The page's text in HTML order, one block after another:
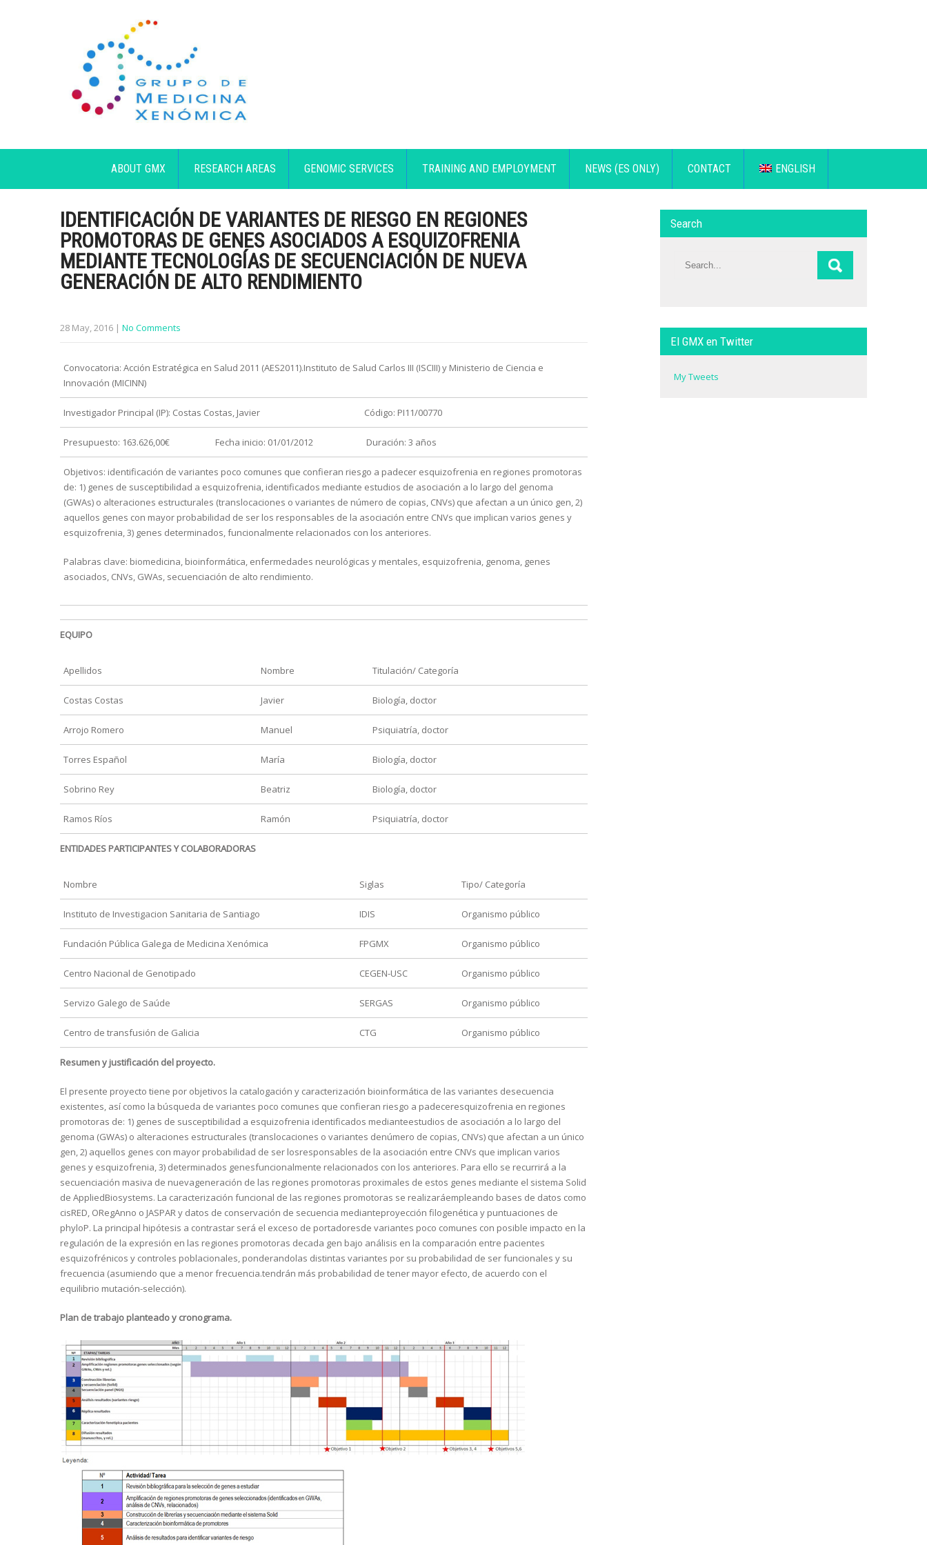
ABOUT GMX RESEARCH AREAS GENOMIC SERVICES TRAINING AND EMPLOYMENT NEWS (ES ONLY) CONTACT ENGLISH
IDENTIFICACIÓN DE VARIANTES DE RIESGO EN REGIONES
PROMOTORAS DE GENES ASOCIADOS A ESQUIZOFRENIA
MEDIANTE TECNOLOGÍAS DE SECUENCIACIÓN DE NUEVA
GENERACIÓN DE ALTO RENDIMIENTO
28 May, 2016 | No Comments
Investigador Principal (IP): Costas Costas, Javier Código: PI11/00770
Convocatoria: Acción Estratégica en Salud 2011 (AES2011).Instituto de Salud Carlos III (ISCIII) y Ministerio de Ciencia e
Innovación (MICINN)
Presupuesto: 163.626,00€ Fecha inicio: 01/01/2012 Duración: 3 años
Objetivos: identificación de variantes poco comunes que confieran riesgo a padecer esquizofrenia en regiones promotoras
de: 1) genes de susceptibilidad a esquizofrenia, identificados mediante estudios de asociación a lo largo del genoma
(GWAs) o alteraciones estructurales (translocaciones o variantes de número de copias, CNVs) que afectan a un único gen, 2)
aquellos genes con mayor probabilidad de ser los responsables de la asociación entre CNVs que implican varios genes y
esquizofrenia, 3) genes determinados, funcionalmente relacionados con los anteriores.
Palabras clave: biomedicina, bioinformática, enfermedades neurológicas y mentales, esquizofrenia, genoma, genes
asociados, CNVs, GWAs, secuenciación de alto rendimiento.
EQUIPO
Apellidos Nombre Titulación/ Categoría
Costas Costas Javier Biología, doctor
Arrojo Romero Manuel Psiquiatría, doctor
Torres Español María Biología, doctor
Sobrino Rey Beatriz Biología, doctor
Ramos Ríos Ramón Psiquiatría, doctor
ENTIDADES PARTICIPANTES Y COLABORADORAS
Nombre Siglas Tipo/ Categoría
Instituto de Investigacion Sanitaria de Santiago IDIS Organismo público
Fundación Pública Galega de Medicina Xenómica FPGMX Organismo público
Centro Nacional de Genotipado CEGEN-USC Organismo público
Servizo Galego de Saúde SERGAS Organismo público
Centro de transfusión de Galicia CTG Organismo público
Resumen y justificación del proyecto.
El presente proyecto tiene por objetivos la catalogación y caracterización bioinformática de las variantes desecuencia
existentes, así como la búsqueda de variantes poco comunes que confieran riesgo a padeceresquizofrenia en regiones
promotoras de: 1) genes de susceptibilidad a esquizofrenia identificados medianteestudios de asociación a lo largo del
genoma (GWAs) o alteraciones estructurales (translocaciones o variantes denúmero de copias, CNVs) que afectan a un único
gen, 2) aquellos genes con mayor probabilidad de ser losresponsables de la asociación entre CNVs que implican varios
genes y esquizofrenia, 3) determinados genesfuncionalmente relacionados con los anteriores. Para ello se recurrirá a la
secuenciación masiva de nuevageneración de las regiones promotoras proximales de estos genes mediante el sistema Solid
de AppliedBiosystems. La caracterización funcional de las regiones promotoras se realizaráempleando bases de datos como
cisRED, ORegAnno o JASPAR y datos de conservación de secuencia medianteproyección filogenética y puntuaciones de
phyloP. La principal hipótesis a contrastar será el exceso de portadoresde variantes poco comunes con posible impacto en la
regulación de la expresión en las regiones promotoras decada gen bajo análisis en la comparación entre pacientes
esquizofrénicos y controles poblacionales, ponderandolas distintas variantes por su probabilidad de ser funcionales y su
frecuencia (asumiendo que a menor frecuencia.tendrán más probabilidad de tener mayor efecto, de acuerdo con el
equilibrio mutación-selección).
Plan de trabajo planteado y cronograma.
Search
El GMX en Twitter
My Tweets